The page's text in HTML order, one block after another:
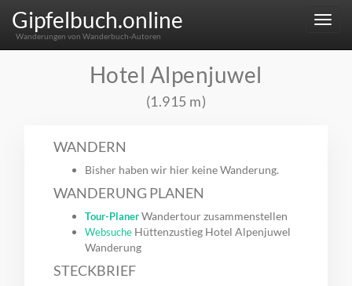
Menu
Gipfelbuch.online
Wanderungen von Wanderbuch-Autoren
Hotel Alpenjuwel
(1.915 m)
WANDERN
Bisher haben wir hier keine Wanderung.
WANDERUNG PLANEN
Tour-PlanerWandertour zusammenstellen
Websuche Hüttenzustieg Hotel Alpenjuwel
Wanderung
STECKBRIEF